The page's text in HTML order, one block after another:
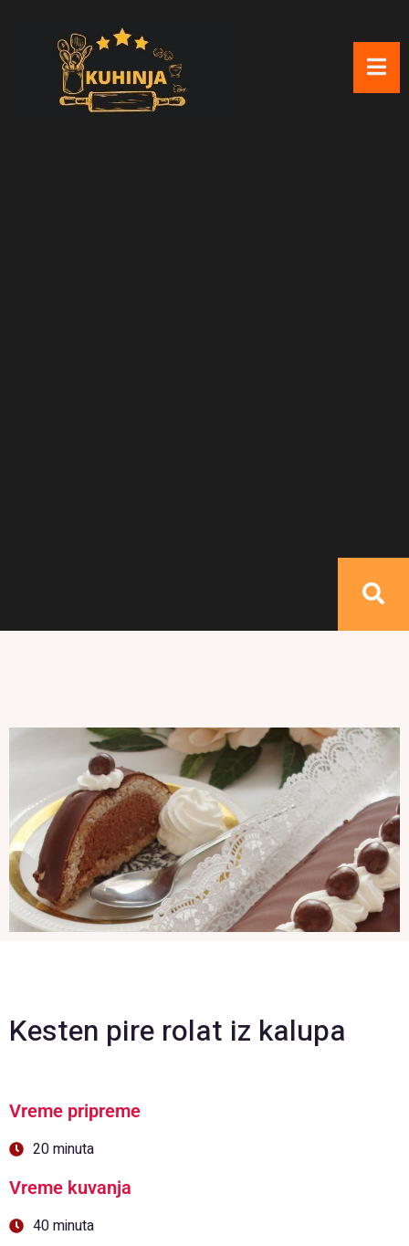
Kesten pire rolat iz kalupa
Vreme pripreme
20 minuta
Vreme kuvanja
40 minuta